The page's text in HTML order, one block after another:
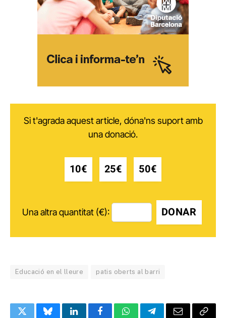
Si t'agrada aquest article, dóna'ns suport amb
una donació.
10€ 25€ 50€
Una altra quantitat (€): DONAR
Educació en el lleure patis oberts al barri